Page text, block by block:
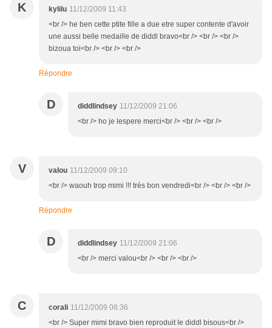
K kylilu 11/12/2009 11:43
<br /> he ben cette ptite fille a due etre super contente d'avoir
une aussi belle medaille de diddl bravo<br /> <br /> <br />
bizoua toi<br /> <br /> <br />
Répondre
D diddlindsey 11/12/2009 21:06
<br /> ho je lespere merci<br /> <br /> <br />
V valou 11/12/2009 09:10
<br /> waouh trop mimi !!! très bon vendredi<br /> <br /> <br />
Répondre
D diddlindsey 11/12/2009 21:06
<br /> merci valou<br /> <br /> <br />
C corali 11/12/2009 08:36
<br /> Super mimi bravo bien reproduit le diddl bisous<br />